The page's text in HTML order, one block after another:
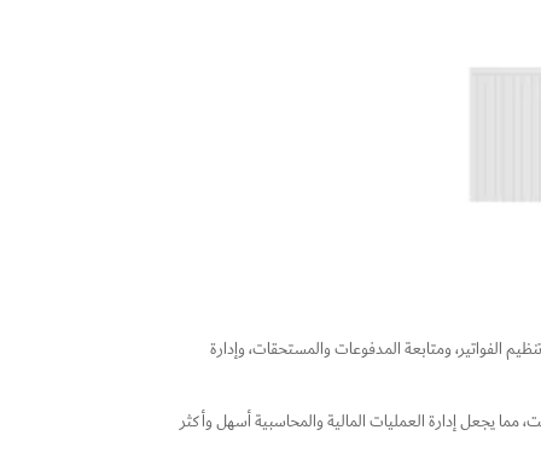
الفواتير، ومتابعة المدفوعات والمستحقات، وإدارة
يجعل إدارة العمليات المالية والمحاسبية أسهل وأكثر